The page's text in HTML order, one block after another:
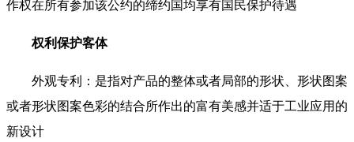
作权在所有参加该公约的缔约国均享有国民保护待遇
权利保护客体
外观专利：是指对产品的整体或者局部的形状、形状图案
或者形状图案色彩的结合所作出的富有美感并适于工业应用的
新设计